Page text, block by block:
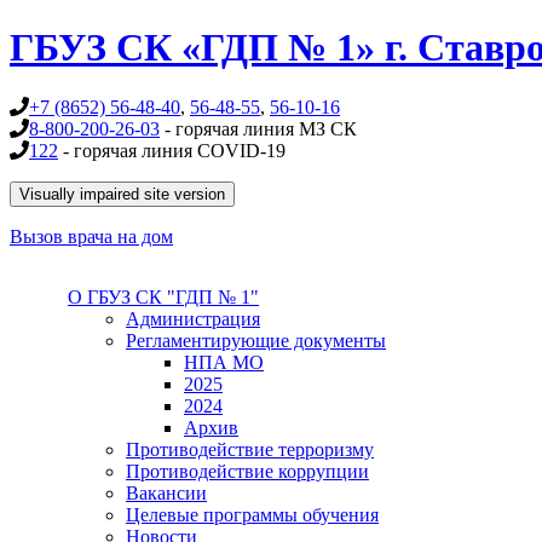
Перейти к основному содержанию
ГБУЗ СК «ГДП № 1» г.
+7 (8652) 56-48-40, 56-48-55, 56-10-16
8-800-200-26-03 - горячая линия МЗ СК
122 - горячая линия COVID-19
Вызов врача на дом
О ГБУЗ СК "ГДП № 1"
Администрация
Регламентирующие документы
НПА МО
2025
2024
Архив
Противодействие терроризму
Противодействие коррупции
Вакансии
Целевые программы обучения
Новости